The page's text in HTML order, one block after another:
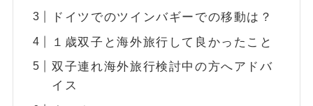
ドイツでのツインバギーでの移動は？
１歳双子と海外旅行して良かったこと
双子連れ海外旅行検討中の方へアドバ
イス